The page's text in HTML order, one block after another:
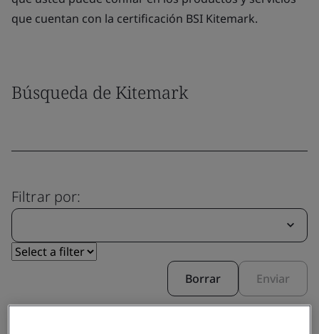
que cuentan con la certificación BSI Kitemark.
Búsqueda de Kitemark
Filtrar por:
Borrar Enviar